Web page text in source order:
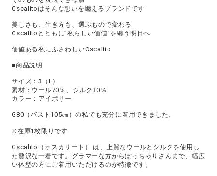
Oscalitoはそんな想いを纏えるブランドです
美しさも、生き方も、選ぶもので変わる
Oscalitoとともに”私らしい価値”を纏う明日へ
価値ある私にふさわしいOscalito
■商品説明
サイズ：3（L）
素材：ウール70％、シルク30％
カラー：アイボリー
G80（バスト105㎝）の私でも充分に着用できました。
※在庫1枚限りです
Oscalito（オスカリート） は、上質なウールとシルクを使用し
た贅沢な一着です。グラマーな方からぽっちゃりさんまで、幅広
い体型の方にご着用いただけるのが特徴です。